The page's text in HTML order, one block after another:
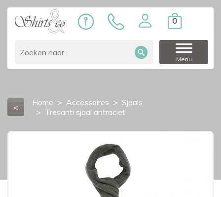
0
Menu
< Home Accessoires
Sjaals
Tresanti sjaal antraciet